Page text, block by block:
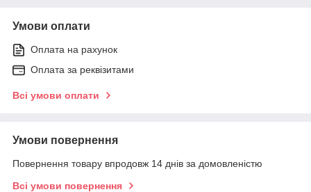
Умови оплати
Оплата на рахунок
Оплата за реквізитами
Всі умови оплати
Умови повернення
Повернення товару впродовж 14 днів за домовленістю
Всі умови повернення